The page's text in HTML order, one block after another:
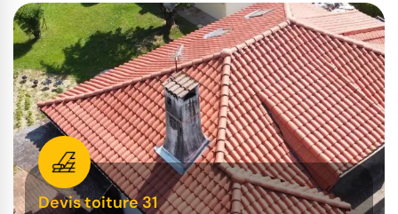
Devis toiture 31